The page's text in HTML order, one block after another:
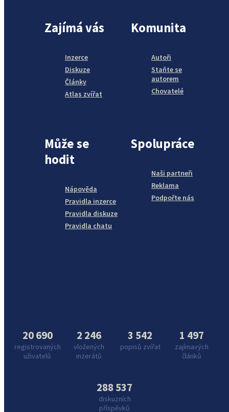
Zajímá vás
Inzerce
Diskuze
Články
Atlas zvířat
Komunita
Autoři
Staňte se
autorem
Chovatelé
Může se
hodit
Nápověda
Pravidla inzerce
Pravidla diskuze
Pravidla chatu
Spolupráce
Naši partneři
Reklama
Podpořte nás
20 690
registrovaných
uživatelů
2 246
vložených
inzerátů
3 542
popisů zvířat
1 497
zajímavých
článků
288 537
diskuzních
příspěvků